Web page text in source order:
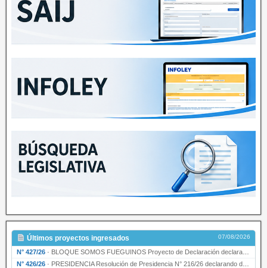
Últimos proyectos ingresados 07/08/2026
N° 427/26 · BLOQUE SOMOS FUEGUINOS Proyecto de Declaración declarando de interés provincial PRESIDENCI…
N° 426/26 · PRESIDENCIA Resolución de Presidencia N° 216/26 declarando de interés provincial la labor …